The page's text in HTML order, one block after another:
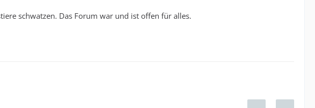
schwatzen. Das Forum war und ist offen für alles.